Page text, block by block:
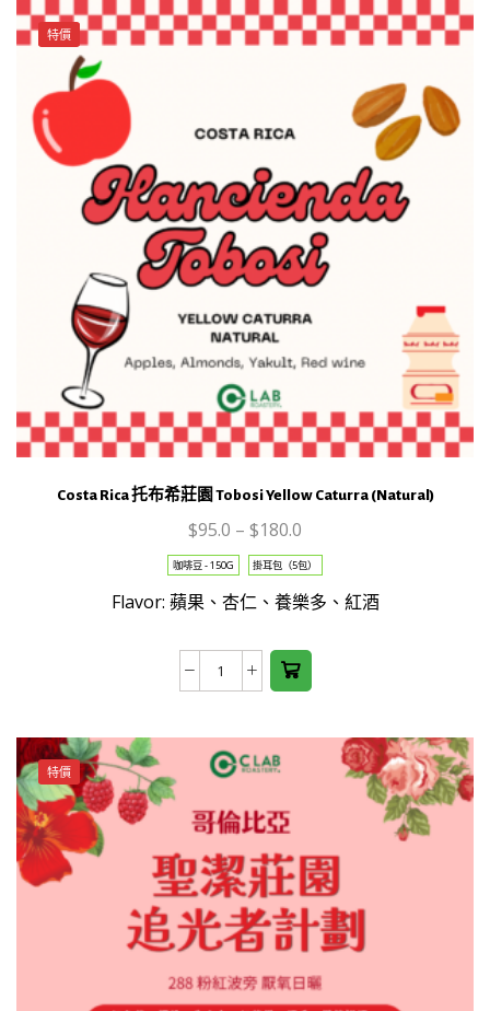
Mil
Cumbres
水
批
次
23324
（天
花
板
級
的
享
受）
數
on the
product
特價
Costa Rica 托布希莊園 Tobosi Yellow Caturra (Natural)
$95.0 – $180.0
咖啡豆 - 150G 掛耳包（5包）
Flavor: 蘋果、杏仁、養樂多、紅酒
Costa
托
布
希
莊
園
Tobosi
Yellow
Caturra
(Natural)
數
量
This
product
has
multiple
The
options
chosen
on the
page
特價